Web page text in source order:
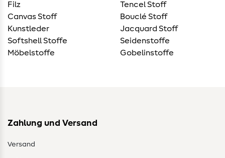
Filz
Canvas Stoff
Kunstleder
Softshell Stoffe
Möbelstoffe
Tencel Stoff
Bouclé Stoff
Jacquard Stoff
Seidenstoffe
Gobelinstoffe
Zahlung und Versand
Versand